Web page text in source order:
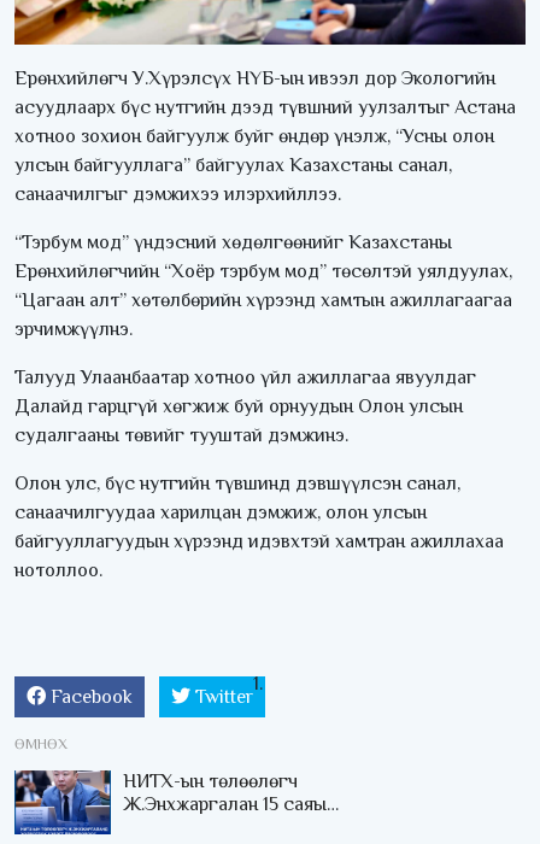
Ерөнхийлөгч У.Хүрэлсүх НҮБ-ын ивээл дор Экологийн
асуудлаарх бүс нутгийн дээд түвшний уулзалтыг Астана
хотноо зохион байгуулж буйг өндөр үнэлж, “Усны олон
улсын байгууллага” байгуулах Казахстаны санал,
санаачилгыг дэмжихээ илэрхийллээ.
“Тэрбум мод” үндэсний хөдөлгөөнийг Казахстаны
Ерөнхийлөгчийн “Хоёр тэрбум мод” төсөлтэй уялдуулах,
“Цагаан алт” хөтөлбөрийн хүрээнд хамтын ажиллагаагаа
эрчимжүүлнэ.
Талууд Улаанбаатар хотноо үйл ажиллагаа явуулдаг
Далайд гарцгүй хөгжиж буй орнуудын Олон улсын
судалгааны төвийг тууштай дэмжинэ.
Олон улс, бүс нутгийн түвшинд дэвшүүлсэн санал,
санаачилгуудаа харилцан дэмжиж, олон улсын
байгууллагуудын хүрээнд идэвхтэй хамтран ажиллахаа
нотоллоо.
Facebook Twitter
ӨМНӨХ
НИТХ-ын төлөөлөгч
Ж.Энхжаргалан 15 саяын